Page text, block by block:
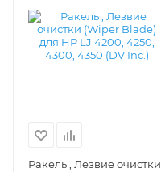
Ракель , Лезвие очистки